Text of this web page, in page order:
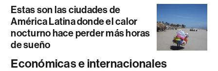
Estas son las ciudades de
América Latina donde el calor
nocturno hace perder más horas
de sueño
Económicas e internacionales